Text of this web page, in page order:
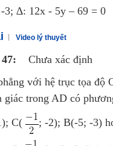
3; ∆: 12x - 5y – 69 = 0
Video lý thuyết
Chưa xác định
với hệ trục tọa
giác trong AD có
C( ; -2); B(-5; -3)